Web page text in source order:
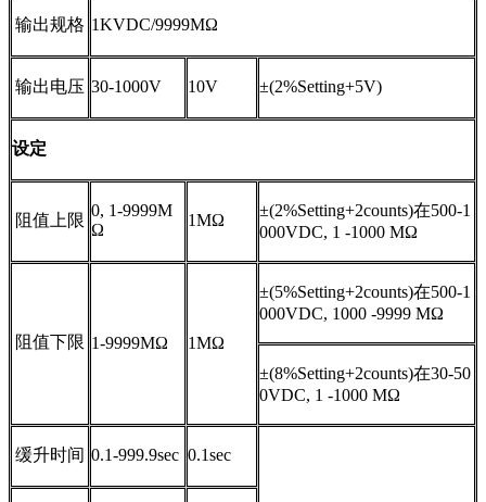
输出规格 1KVDC/9999MΩ
输出电压 30-1000V 10V ±(2%Setting+5V)
设定
阻值上限
0, 1-9999M
Ω
1MΩ
±(2%Setting+2counts)在500-1
000VDC, 1 -1000 MΩ
阻值下限 1-9999MΩ 1MΩ
±(5%Setting+2counts)在500-1
000VDC, 1000 -9999 MΩ
±(8%Setting+2counts)在30-50
0VDC, 1 -1000 MΩ
缓升时间 0.1-999.9sec 0.1sec